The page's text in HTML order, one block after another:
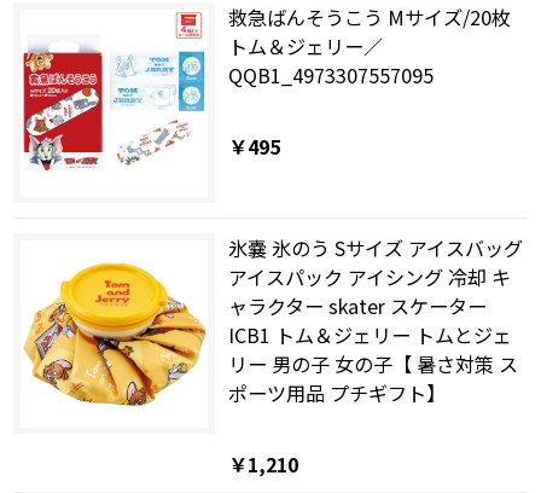
救急ばんそうこう Mサイズ/20枚
トム＆ジェリー／
QQB1_4973307557095
￥495
氷嚢 氷のう Sサイズ アイスバッグ
アイスパック アイシング 冷却 キ
ャラクター skater スケーター
ICB1 トム＆ジェリー トムとジェ
リー 男の子 女の子【 暑さ対策 ス
ポーツ用品 プチギフト】
￥1,210